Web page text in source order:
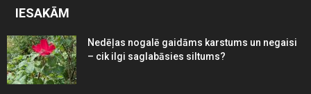
IESAKĀM
Nedēļas nogalē gaidāms karstums un negaisi
– cik ilgi saglabāsies siltums?